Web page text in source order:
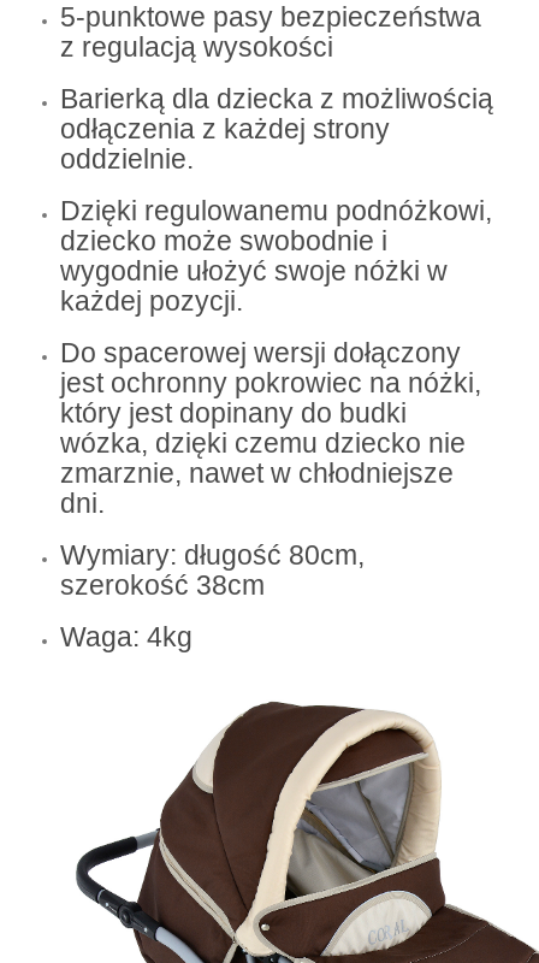
5-punktowe pasy bezpieczeństwa
z regulacją wysokości
Barierką dla dziecka z możliwością
odłączenia z każdej strony
oddzielnie.
Dzięki regulowanemu podnóżkowi,
dziecko może swobodnie i
wygodnie ułożyć swoje nóżki w
każdej pozycji.
Do spacerowej wersji dołączony
jest ochronny pokrowiec na nóżki,
który jest dopinany do budki
wózka, dzięki czemu dziecko nie
zmarznie, nawet w chłodniejsze
dni.
Wymiary: długość 80cm,
szerokość 38cm
Waga: 4kg